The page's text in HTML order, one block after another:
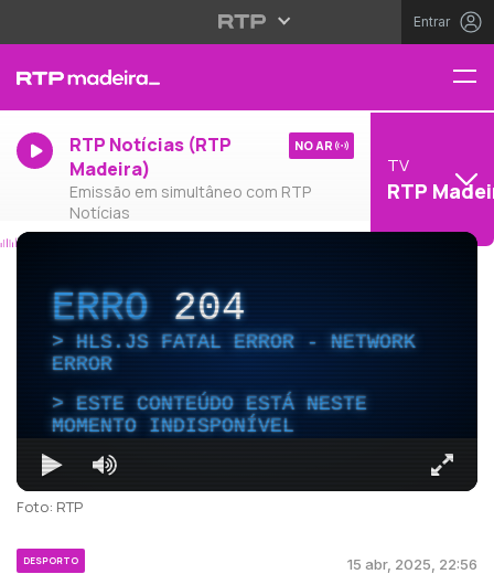
Entrar
RTP Notícias (RTP
Madeira)
Emissão em simultâneo com RTP
Notícias
NO AR
TV
RTP
ERRO204
HLS.JS FATAL ERROR - NETWORK
ERROR
ESTE CONTEÚDO ESTÁ NESTE
MOMENTO INDISPONÍVEL
Foto: RTP
DESPORTO 15 abr, 2025, 22:56